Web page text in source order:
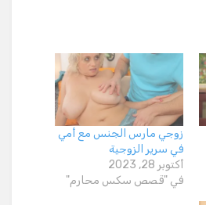
زوجي مارس الجنس مع أمي
في سرير الزوجية
أكتوبر 28, 2023
في "قصص سكس محارم"